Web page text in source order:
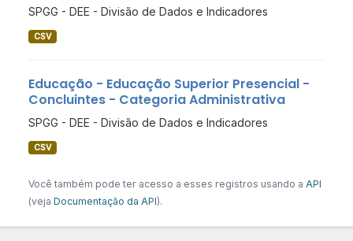
SPGG - DEE - Divisão de Dados e Indicadores
CSV
Educação - Educação Superior Presencial -
Concluintes - Categoria Administrativa
SPGG - DEE - Divisão de Dados e Indicadores
CSV
Você também pode ter acesso a esses registros usando a API
(veja Documentação da API).